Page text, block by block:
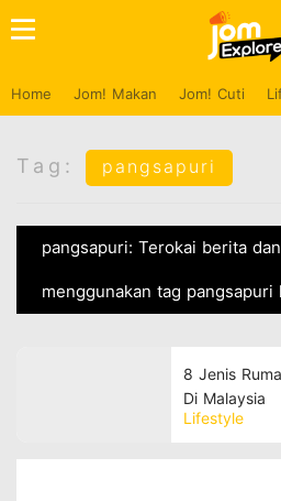
Home Jom! Makan Jom! Cuti
Tag: pangsapuri
pangsapuri: Terokai berita
menggunakan tag pangsapuri
Lifestyle
8 Jenis
Di Malaysia